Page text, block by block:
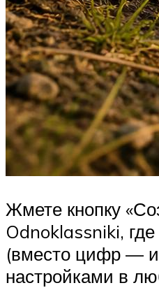
Жмете кнопку
Odnoklassniki,
(вместо цифр —
настройками в